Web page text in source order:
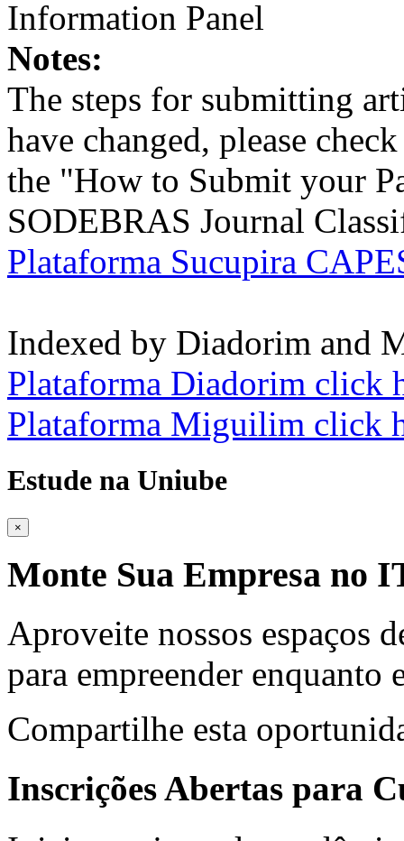
Information Panel
Notes:
The steps for submitting
have changed, please
the "How to Submit your
SODEBRAS Journal
Plataforma Sucupira
Indexed by Diadorim and
Plataforma Diadorim click
Plataforma Miguilim click
Estude na Uniube
×
Monte Sua Empresa no
Aproveite nossos espaços
para empreender enquanto
Compartilhe esta
Inscrições Abertas para